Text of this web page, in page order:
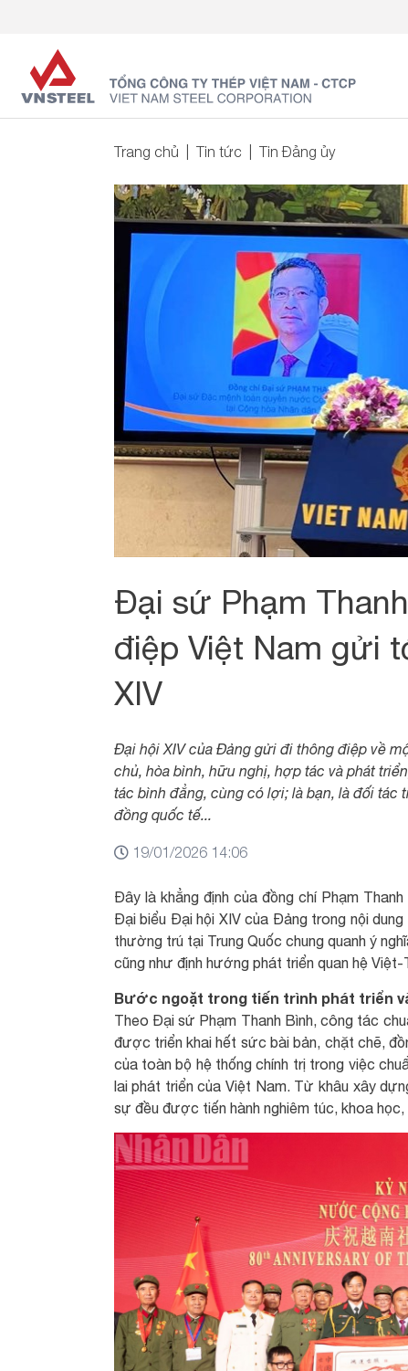
Trang chủ Tin tức Tin Đảng ủy
Đại sứ Phạm
điệp Việt Nam gửi
XIV
Đại hội XIV của Đảng gửi đi thông điệp về
chủ, hòa bình, hữu nghị, hợp tác và phát
tác bình đẳng, cùng có lợi; là bạn, là đối tác
đồng quốc tế...
19/01/2026 14:06
Đây là khẳng định của đồng chí Phạm
Đại biểu Đại hội XIV của Đảng trong nội
thường trú tại Trung Quốc chung quanh ý
cũng như định hướng phát triển quan hệ
Bước ngoặt trong tiến trình phát triển
Theo Đại sứ Phạm Thanh Bình, công tác
được triển khai hết sức bài bản, chặt chẽ,
của toàn bộ hệ thống chính trị trong việc
lai phát triển của Việt Nam. Từ khâu xây
sự đều được tiến hành nghiêm túc, khoa